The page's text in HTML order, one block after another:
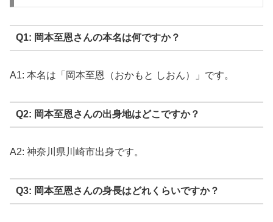
Q1: 岡本至恩さんの本名は何ですか？
A1: 本名は「岡本至恩（おかもと しおん）」です。
Q2: 岡本至恩さんの出身地はどこですか？
A2: 神奈川県川崎市出身です。
Q3: 岡本至恩さんの身長はどれくらいですか？